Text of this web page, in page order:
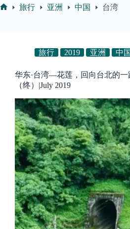
旅行 亚洲 中国 台湾
旅行 2019 亚洲 中国
华东·台湾—花莲，回向台北的一
（终）|July 2019